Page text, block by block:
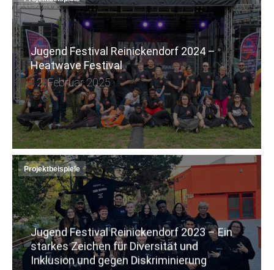
Jugend Festival Reinickendorf 2024 –
Heatwave Festival
12. Februar 2025
Projektbeispiele
Jugend Festival Reinickendorf 2023 – Ein
starkes Zeichen für Diversität und
Inklusion und gegen Diskriminierung